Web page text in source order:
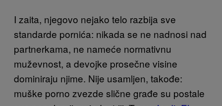
I zaita, njegovo nejako telo razbija sve
standarde pornića: nikada se ne nadnosi nad
partnerkama, ne nameće normativnu
muževnost, a devojke prosečne visine
dominiraju njime. Nije usamljen, takođe:
muške porno zvezde slične građe su postale